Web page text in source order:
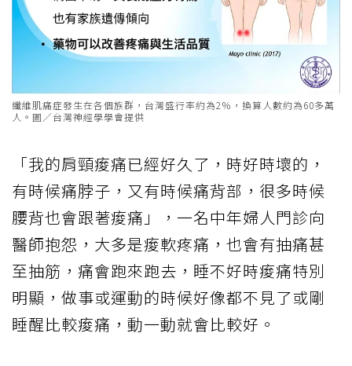
纖維肌痛症發生在各個族群，台灣盛行率約為2％，換算人數約為60多萬
人。圖／台灣神經學學會提供
「我的肩頸痠痛已經好久了，時好時壞的，
有時候痛脖子，又有時候痛背部，很多時候
腰背也會跟著痠痛」，一名中年婦人門診向
醫師抱怨，大多是痠軟疼痛，也會有抽痛甚
至抽筋，痛會跑來跑去，睡不好時痠痛特別
明顯，做事或運動的時候好像都不見了或剛
睡醒比較痠痛，動一動就會比較好。